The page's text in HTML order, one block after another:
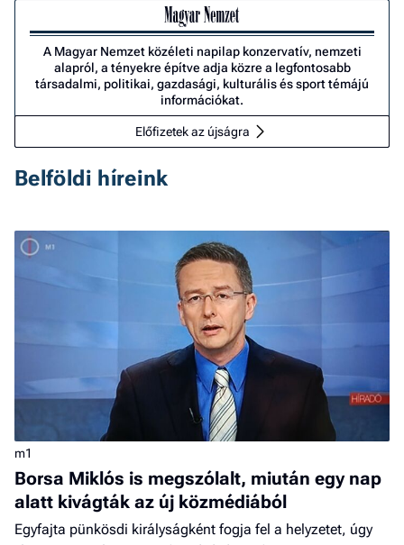
A Magyar Nemzet közéleti napilap konzervatív, nemzeti
alapról, a tényekre építve adja közre a legfontosabb
társadalmi, politikai, gazdasági, kulturális és sport témájú
információkat.
Előfizetek az újságra
Belföldi híreink
m1
Borsa Miklós is megszólalt, miután egy nap
alatt kivágták az új közmédiából
Egyfajta pünkösdi királyságként fogja fel a helyzetet, úgy